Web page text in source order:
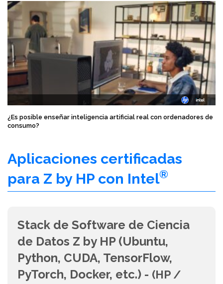
¿Es posible enseñar inteligencia artificial real con ordenadores de
consumo?
Aplicaciones certificadas
para Z by HP con Intel®
Stack de Software de Ciencia
de Datos Z by HP (Ubuntu,
Python, CUDA, TensorFlow,
PyTorch, Docker, etc.) - (HP /